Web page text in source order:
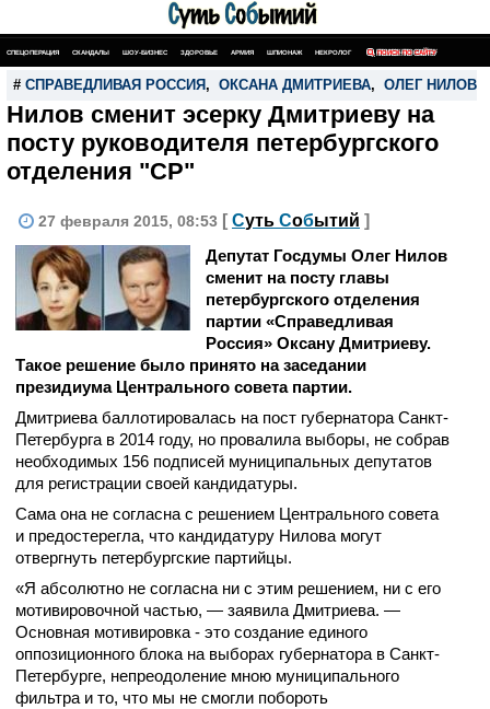
СПЕЦОПЕРАЦИЯ СКАНДАЛЫ ШОУ-БИЗНЕС ЗДОРОВЬЕ АРМИЯ ШПИОНАЖ НЕКРОЛОГ ПОИСК ПО САЙТУ
# СПРАВЕДЛИВАЯ РОССИЯ , ОКСАНА ДМИТРИЕВА, ОЛЕГ НИЛОВ
Нилов сменит эсерку Дмитриеву на
посту руководителя петербургского
отделения "СР"
27 февраля 2015, 08:53 [ Суть Событий ]
Депутат Госдумы Олег Нилов
сменит на посту главы
петербургского отделения
партии «Справедливая
Россия» Оксану Дмитриеву.
Такое решение было принято на заседании
президиума Центрального совета партии.
Дмитриева баллотировалась на пост губернатора Санкт-
Петербурга в 2014 году, но провалила выборы, не собрав
необходимых 156 подписей муниципальных депутатов
для регистрации своей кандидатуры.
Сама она не согласна с решением Центрального совета
и предостерегла, что кандидатуру Нилова могут
отвергнуть петербургские партийцы.
«Я абсолютно не согласна ни с этим решением, ни с его
мотивировочной частью, — заявила Дмитриева. —
Основная мотивировка - это создание единого
оппозиционного блока на выборах губернатора в Санкт-
Петербурге, непреодоление мною муниципального
фильтра и то, что мы не смогли побороть